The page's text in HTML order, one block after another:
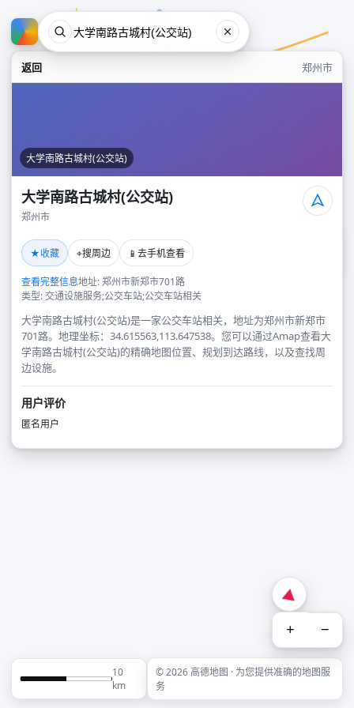
返回 郑州市
大学南路古城村(公交站)
大学南路古城村(公交站)
郑州市
★收藏 ⌖搜周边 📱 去手机查看
查看完整信息地址: 郑州市新郑市701路
类型: 交通设施服务;公交车站;公交车站相关
大学南路古城村(公交站)是一家公交车站相关，地址为郑州市新郑市
701路。地理坐标：34.615563,113.647538。您可以通过Amap查看大
学南路古城村(公交站)的精确地图位置、规划到达路线，以及查找周
边设施。
用户评价
匿名用户
+ −
10
km
© 2026 高德地图 · 为您提供准确的地图服
务